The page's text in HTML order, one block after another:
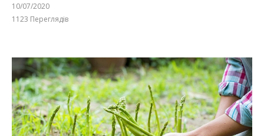
10/07/2020
1123 Переглядів